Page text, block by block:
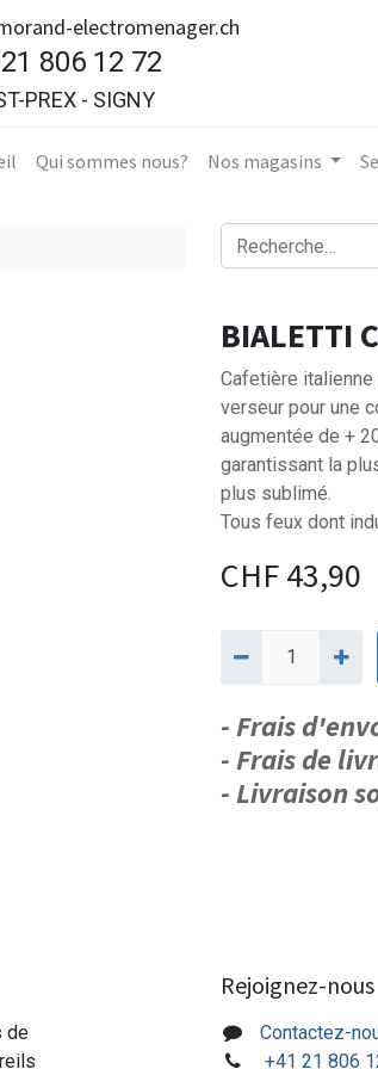
electromenager.ch
806 12 72
PREX - SIGNY
Qui sommes nous? Nos magasins
BIALETTI
Cafetière
verseur pour une
augmentée de +
garantissant la
plus sublimé.
Tous feux dont
CHF43,90
- Frais
- Frais de
- Livraison
de
Rejoignez-nous
Contactez-
+41 21 806